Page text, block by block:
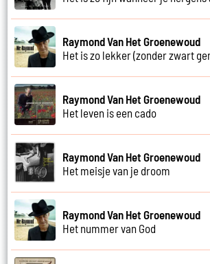
Raymond Van Het Groenewoud
Het is zo lekker (zonder zwart
Raymond Van Het Groenewoud
Het leven is een cado
Raymond Van Het Groenewoud
Het meisje van je droom
Raymond Van Het Groenewoud
Het nummer van God